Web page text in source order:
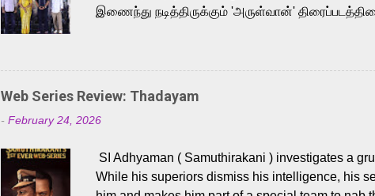
இணைந்து நடித்திருக்கும் 'அருள்வான்'
அருள்நிதி, ஆரவ், காளி வெங்கட், ரம்யா பாண்டியன், வி
'பருத்திவீரன்' சரவணன், ஹரிஷ் உத்தமன் உள்ளிட்ட பலர்
செய்திருக்கும் இந்த திரைப்படத்திற்கு ஜீ. வி. பிரகாஷ்
இளையராஜா கலை இயக்கத்தை கவனிக்க.. லாரன்ஸ்
மேற்கொண்டிருக்கிறார். கல்வியின் அவசியத்தை
இப்படத்தை சக்தி பிலிம் ஃபேக்டரி நிறுவனம் சார்பில்
Web Series Review: Thadayam
- February 24, 2026
SI Adhyaman ( Samuthirakani ) investigates a
While his superiors dismiss his intelligence, his